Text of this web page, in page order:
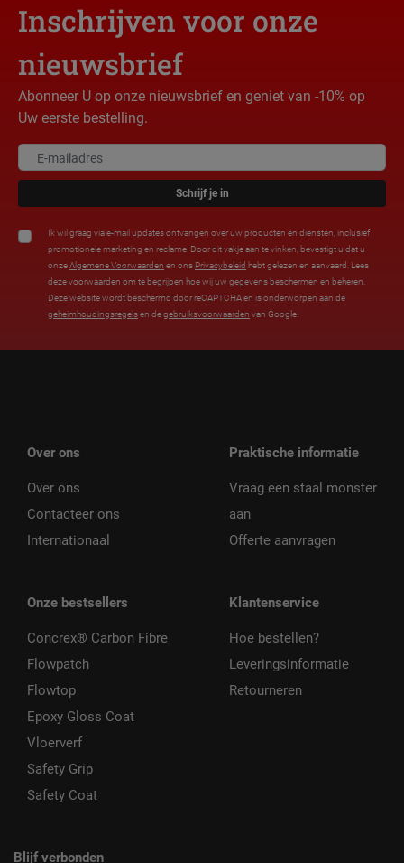
Inschrijven voor onze
nieuwsbrief
Abonneer U op onze nieuwsbrief en geniet van -10% op
Uw eerste bestelling.
Schrijf je in
Ik wil graag via e-mail updates ontvangen over uw producten en diensten, inclusief
promotionele marketing en reclame. Door dit vakje aan te vinken, bevestigt u dat u
onzeAlgemene Voorwaarden en ons Privacybeleid hebt gelezen en aanvaard. Lees
deze voorwaarden om te begrijpen hoe wij uw gegevens beschermen en beheren.
Deze website wordt beschermd door reCAPTCHA en is onderworpen aan de
geheimhoudingsregelsen degebruiksvoorwaarden van Google.
Over ons
Over ons
Contacteer ons
Internationaal
Onze bestsellers
Concrex® Carbon Fibre
Flowpatch
Flowtop
Epoxy Gloss Coat
Vloerverf
Safety Grip
Safety Coat
Praktische informatie
Vraag een staal monster
aan
Offerte aanvragen
Klantenservice
Hoe bestellen?
Leveringsinformatie
Retourneren
Blijf verbonden